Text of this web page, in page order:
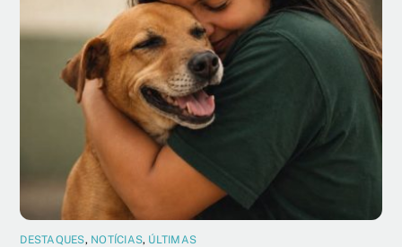
DESTAQUES, NOTÍCIAS, ÚLTIMAS